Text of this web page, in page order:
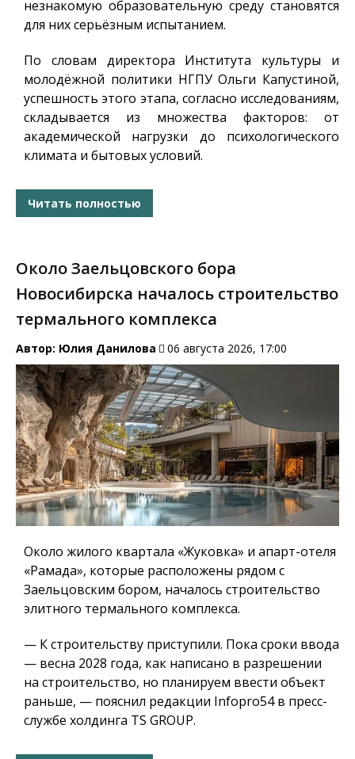
незнакомую образовательную среду становятся
для них серьёзным испытанием.
По словам директора Института культуры и
молодёжной политики НГПУ Ольги Капустиной,
успешность этого этапа, согласно исследованиям,
складывается из множества факторов: от
академической нагрузки до психологического
климата и бытовых условий.
Читать полностью
Около Заельцовского бора
Новосибирска началось строительство
термального комплекса
Автор: Юлия Данилова 06 августа 2026, 17:00
Около жилого квартала «Жуковка» и апарт-отеля
«Рамада», которые расположены рядом с
Заельцовским бором, началось строительство
элитного термального комплекса.
— К строительству приступили. Пока сроки ввода
— весна 2028 года, как написано в разрешении
на строительство, но планируем ввести объект
раньше, — пояснил редакции Infopro54 в пресс-
службе холдинга TS GROUP.